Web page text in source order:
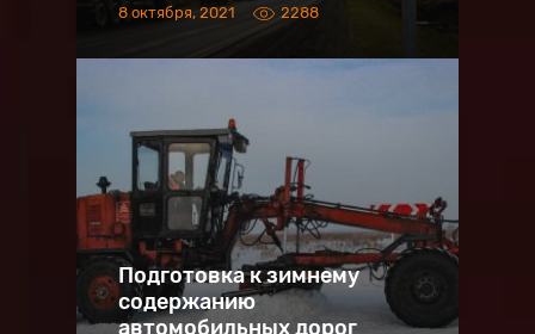
8 октября, 2021 2288
Подготовка к зимнему
содержанию
автомобильных дорог